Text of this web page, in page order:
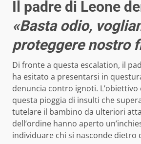
Il padre di Leone
«Basta odio,
proteggere nostro
Di fronte a questa escalation, il
ha esitato a presentarsi in
denuncia contro ignoti.
questa pioggia di insulti che
tutelare il bambino da ulteriori
dell’ordine hanno aperto
individuare chi si nasconde dietro